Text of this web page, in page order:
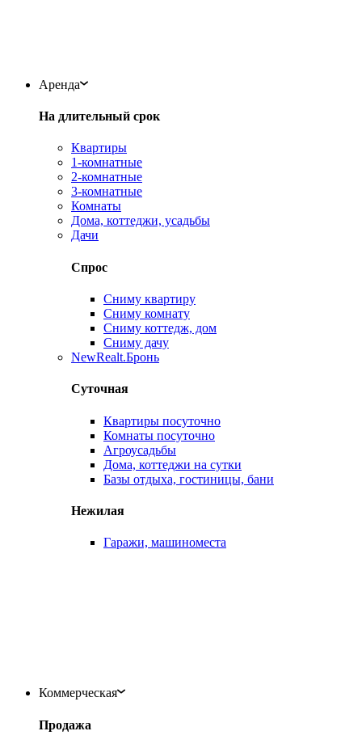
Аренда
На длительный срок
Квартиры
1-комнатные
2-комнатные
3-комнатные
Комнаты
Дома, коттеджи, усадьбы
Дачи
Спрос
Сниму квартиру
Сниму комнату
Сниму коттедж, дом
Сниму дачу
NewRealt.Бронь
Суточная
Квартиры посуточно
Комнаты посуточно
Агроусадьбы
Дома, коттеджи на сутки
Базы отдыха, гостиницы, бани
Нежилая
Гаражи, машиноместа
Коммерческая
Продажа